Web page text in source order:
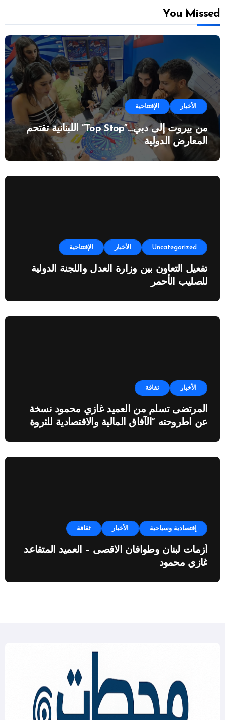
You Missed
الأخبار الإفتتاحية
من بيروت إلى دبي…”Top Stop” اللبنانية تقتحم
المعارض الدولية
Uncategorized الأخبار الإفتتاحية
تفعيل التعاون بين وزارة العدل واللجنة الدولية
للصليب الأحمر
الأخبار ثقافة
المرتضى تسلم من العميد غازي محمود نسخة
عن اطروحته “الآفاق المالية والاقتصادية للثروة
إقتصادية وسياحية الأخبار ثقافة
أزمات لبنان وطوافان الاقصى – العميد المتقاعد
غازي محمود